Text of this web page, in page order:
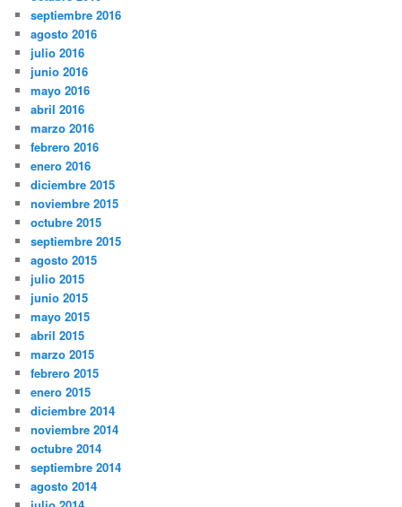
septiembre 2016
agosto 2016
julio 2016
junio 2016
mayo 2016
abril 2016
marzo 2016
febrero 2016
enero 2016
diciembre 2015
noviembre 2015
octubre 2015
septiembre 2015
agosto 2015
julio 2015
junio 2015
mayo 2015
abril 2015
marzo 2015
febrero 2015
enero 2015
diciembre 2014
noviembre 2014
octubre 2014
septiembre 2014
agosto 2014